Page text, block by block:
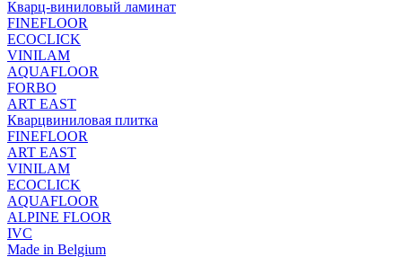
Кварц-виниловый ламинат
FINEFLOOR
ECOCLICK
VINILAM
AQUAFLOOR
FORBO
ART EAST
Кварцвиниловая плитка
FINEFLOOR
ART EAST
VINILAM
ECOCLICK
AQUAFLOOR
ALPINE FLOOR
IVC
Made in Belgium